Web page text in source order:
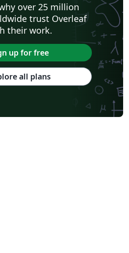
over 25 million
trust Overleaf
their work.
up for free
all plans